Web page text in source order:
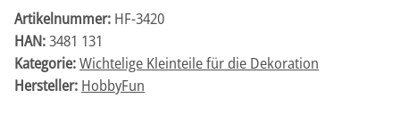
Artikelnummer: HF-3420
HAN:3481 131
Kategorie:Wichtelige Kleinteile für die Dekoration
Hersteller: HobbyFun